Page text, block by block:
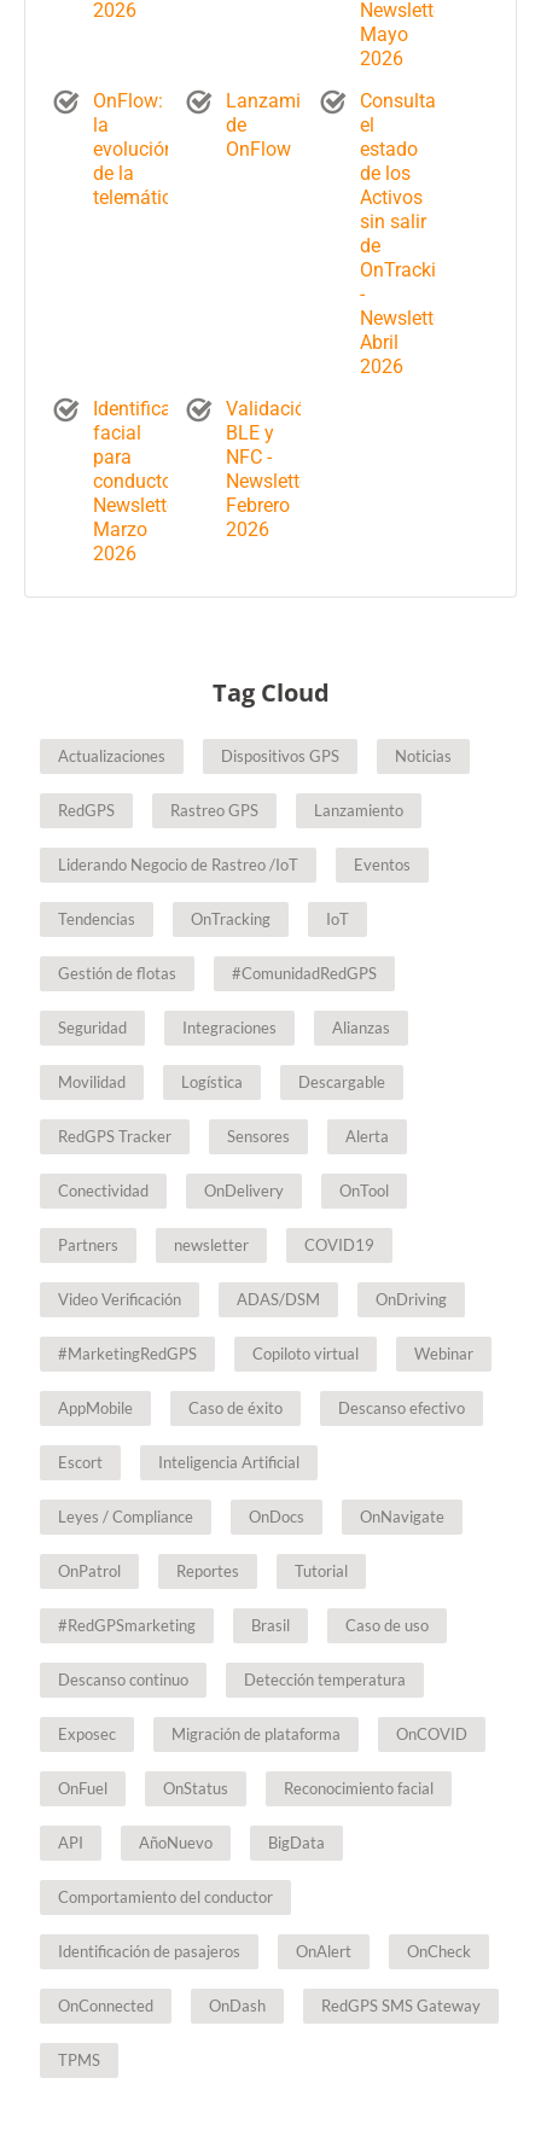
2026
Newsletter
Mayo
2026
OnFlow:
la
evolución
de la
telemática
Lanzamiento
de
OnFlow
Consulta
el
estado
de los
Activos
sin salir
de
OnTracking
-
Newsletter
Abril
2026
Identificación
facial
para
conductores-
Newsletter
Marzo
2026
Validación
BLE y
NFC -
Newsletter
Febrero
2026
Tag Cloud
Actualizaciones Dispositivos GPS Noticias
RedGPS Rastreo GPS Lanzamiento
Liderando Negocio de Rastreo /IoT Eventos
Tendencias OnTracking IoT
Gestión de flotas #ComunidadRedGPS
Seguridad Integraciones Alianzas
Movilidad Logística Descargable
RedGPS Tracker Sensores Alerta
Conectividad OnDelivery OnTool
Partners newsletter COVID19
Video Verificación ADAS/DSM OnDriving
#MarketingRedGPS Copiloto virtual Webinar
AppMobile Caso de éxito Descanso efectivo
Escort Inteligencia Artificial
Leyes / Compliance OnDocs OnNavigate
OnPatrol Reportes Tutorial
#RedGPSmarketing Brasil Caso de uso
Descanso continuo Detección temperatura
Exposec Migración de plataforma OnCOVID
OnFuel OnStatus Reconocimiento facial
API AñoNuevo BigData
Comportamiento del conductor
Identificación de pasajeros OnAlert OnCheck
OnConnected OnDash RedGPS SMS Gateway
TPMS